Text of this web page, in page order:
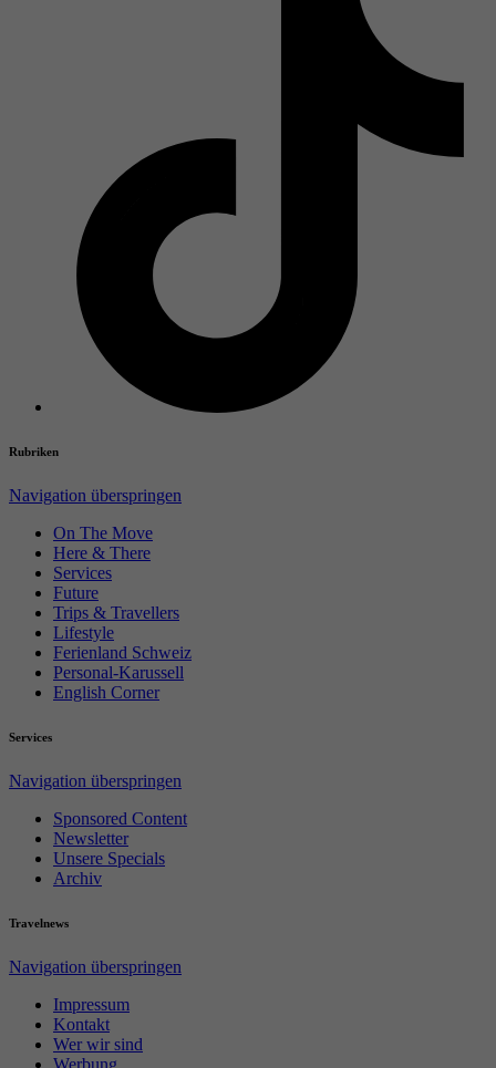
Rubriken
Navigation überspringen
On The Move
Here & There
Services
Future
Trips & Travellers
Lifestyle
Ferienland Schweiz
Personal-Karussell
English Corner
Services
Navigation überspringen
Sponsored Content
Newsletter
Unsere Specials
Archiv
Travelnews
Navigation überspringen
Impressum
Kontakt
Wer wir sind
Werbung